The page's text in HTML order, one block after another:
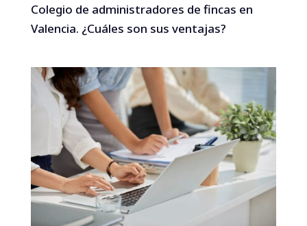
Colegio de administradores de fincas en
Valencia. ¿Cuáles son sus ventajas?